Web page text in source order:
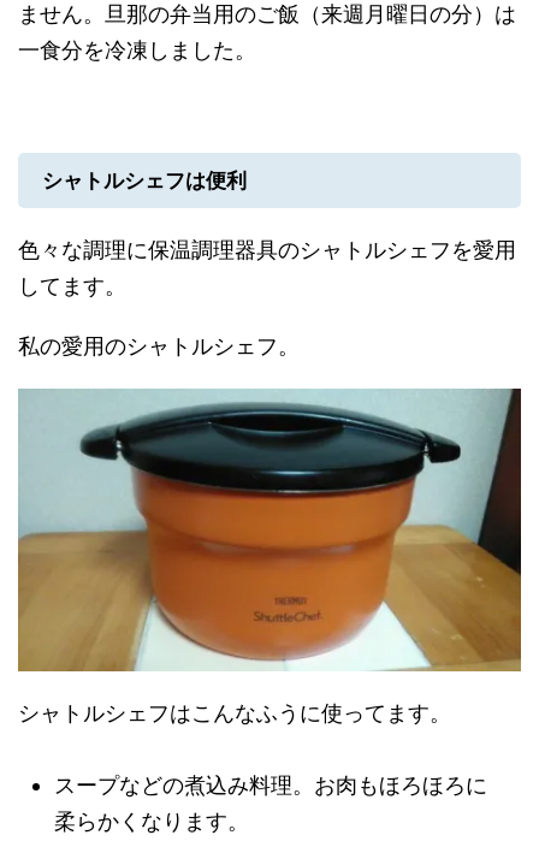
ません。旦那の弁当用のご飯（来週月曜日の分）は
一食分を冷凍しました。
シャトルシェフは便利
色々な調理に保温調理器具のシャトルシェフを愛用
してます。
私の愛用のシャトルシェフ。
シャトルシェフはこんなふうに使ってます。
スープなどの煮込み料理。お肉もほろほろに
柔らかくなります。